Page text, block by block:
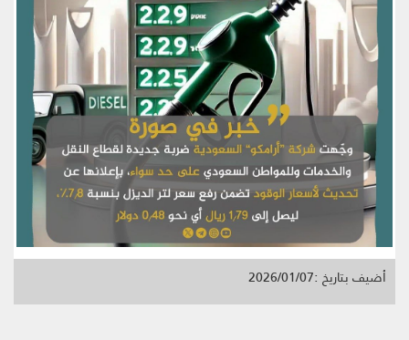
أضيف بتاريخ :2026/01/07